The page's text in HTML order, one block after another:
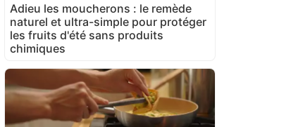
Adieu les moucherons : le remède
naturel et ultra-simple pour protéger
les fruits d'été sans produits
chimiques